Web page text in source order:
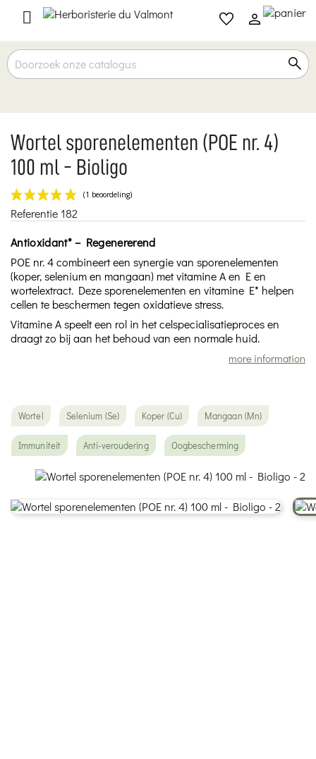

Wortel sporenelementen (POE nr. 4)
100 ml - Bioligo
Referentie182
Antioxidant* – Regenererend
POE nr. 4 combineert een synergie van sporenelementen
(koper, selenium en mangaan) met vitamine A en E en
wortelextract. Deze sporenelementen en vitamine E* helpen
cellen te beschermen tegen oxidatieve stress.
Vitamine A speelt een rol in het celspecialisatieproces en
draagt zo bij aan het behoud van een normale huid.
more information
Wortel Selenium (Se) Koper (Cu) Mangaan (Mn)
Immuniteit Anti-veroudering Oogbescherming